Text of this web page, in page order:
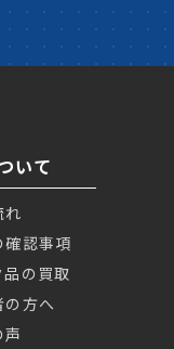
いて
れ
確認事項
品の買取
の方へ
声